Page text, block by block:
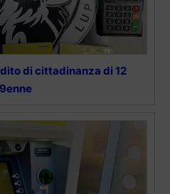
di cittadinanza di 12